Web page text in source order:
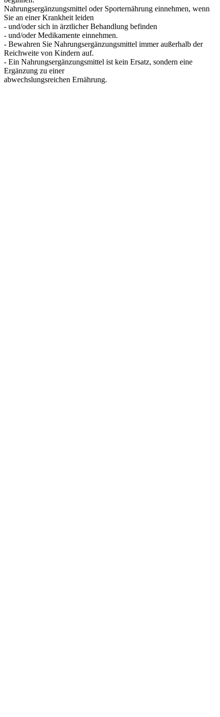
Nahrungsergänzungsmittel oder Sporternährung einnehmen, wenn
Sie an einer Krankheit leiden
- und/oder sich in ärztlicher Behandlung befinden
- und/oder Medikamente einnehmen.
- Bewahren Sie Nahrungsergänzungsmittel immer außerhalb der
Reichweite von Kindern auf.
- Ein Nahrungsergänzungsmittel ist kein Ersatz, sondern eine
Ergänzung zu einer
abwechslungsreichen Ernährung.